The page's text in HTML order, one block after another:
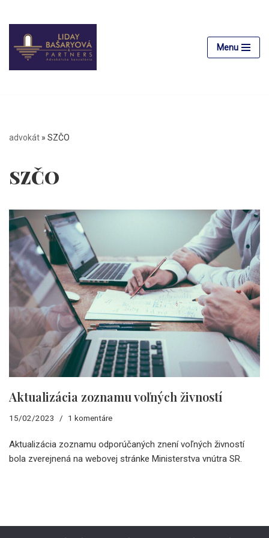
Preskočiť
na
obsah
Menu
advokát » SZČO
SZČO
Aktualizácia zoznamu voľných živností
15/02/2023 1 komentáre
Aktualizácia zoznamu odporúčaných znení voľných živností
bola zverejnená na webovej stránke Ministerstva vnútra SR.